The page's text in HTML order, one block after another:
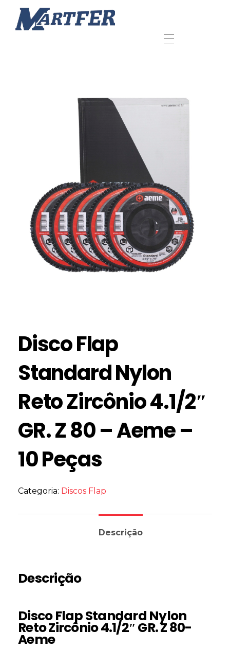
Disco Flap
Standard Nylon
Reto Zircônio 4.1/2″
GR. Z 80 – Aeme –
10 Peças
Categoria: Discos Flap
Descrição
Descrição
Disco Flap Standard Nylon
Reto Zircônio 4.1/2″ GR. Z 80-
Aeme